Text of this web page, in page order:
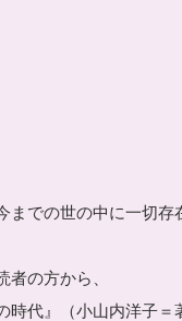
までの世の中に一切
者の方から、
代』（小山内洋子＝